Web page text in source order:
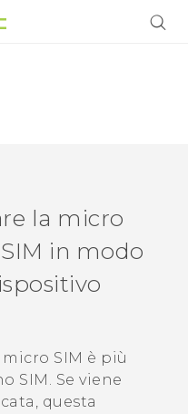
la micro
in modo
micro SIM è più
SIM . Se viene
questa